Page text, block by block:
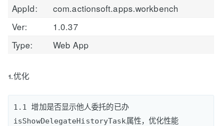
AppId:
com.actionsoft.apps.workbench
Ver:
1.0.37
Type:
Web App
1.优化
1.1 增加是否显示他人委托的已办
isShowDelegateHistoryTask属性，优化性能